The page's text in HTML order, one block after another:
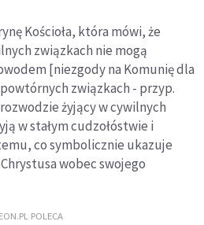
Kościoła, która mówi, że
związkach nie mogą
[niezgody na Komunię dla
związkach - przyp.
żyjący w cywilnych
w stałym cudzołóstwie i
co symbolicznie ukazuje
wobec swojego
POLECA